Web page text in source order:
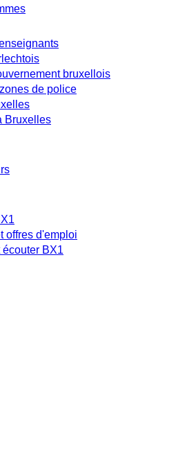
bruxellois
de police
Bruxelles
offres d'emploi
écouter BX1